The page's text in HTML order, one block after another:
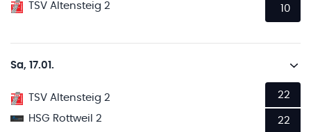
TSV Altensteig 2
10
Sa, 17.01.
TSV Altensteig 2
HSG Rottweil 2
22
22